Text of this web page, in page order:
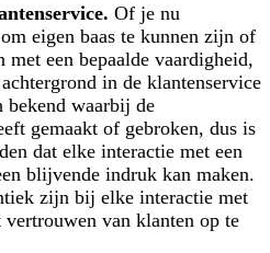
Of je nu
eigen baas te kunnen zijn of
een bepaalde vaardigheid,
in de klantenservice
bekend waarbij de
gemaakt of gebroken, dus is
dat elke interactie met een
blijvende indruk kan maken.
zijn bij elke interactie met
van klanten op te